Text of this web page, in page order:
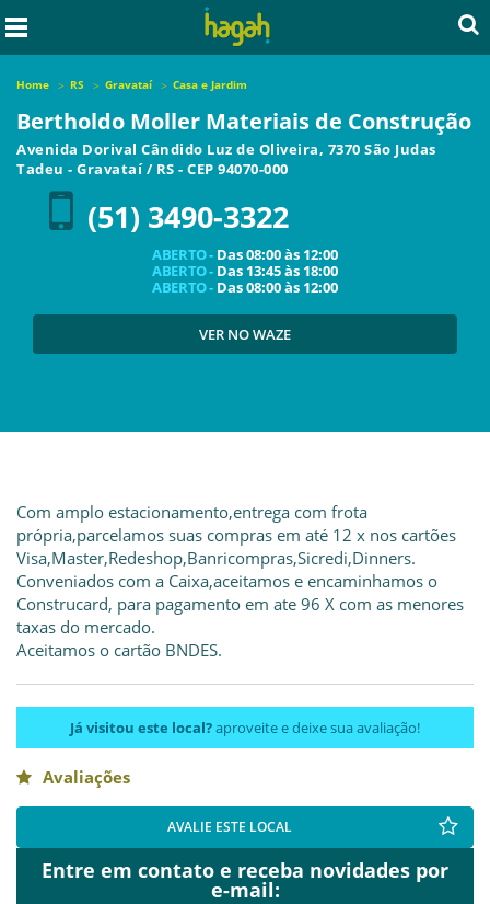
Home RS Gravataí Casa e Jardim
Bertholdo Moller Materiais de Construção
Avenida Dorival Cândido Luz de Oliveira, 7370 São Judas
Tadeu - Gravataí/ RS - CEP 94070-000
(51) 3490-3322
ABERTO - Das08:00às 12:00
ABERTO - Das 13:45às 18:00
ABERTO - Das08:00às 12:00
VER NO WAZE
Com amplo estacionamento,entrega com frota
própria,parcelamos suas compras em até 12 x nos cartões
Visa,Master,Redeshop,Banricompras,Sicredi,Dinners.
Conveniados com a Caixa,aceitamos e encaminhamos o
Construcard, para pagamento em ate 96 X com as menores
taxas do mercado.
Aceitamos o cartão BNDES.
Já visitou este local?aproveite e deixe sua avaliação!
Avaliações
AVALIE ESTE LOCAL
Entre em contato e receba novidades por
e-mail: